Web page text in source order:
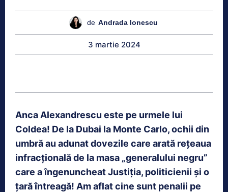
de Andrada Ionescu
3 martie 2024
Anca Alexandrescu este pe urmele lui
Coldea! De la Dubai la Monte Carlo, ochii din
umbră au adunat dovezile care arată rețeaua
infracțională de la masa „generalului negru”
care a îngenuncheat Justiția, politicienii și o
țară întreagă! Am aflat cine sunt penalii pe